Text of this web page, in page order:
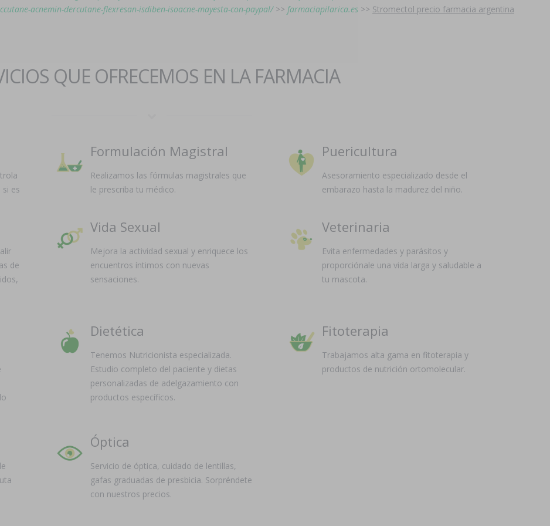
acnemin-dercutane-flexresan-isdiben-isoacne-mayesta-con-paypal/>> farmaciapilarica.es >> Stromectol precio farmacia argentina
QUE OFRECEMOS EN LA FARMACIA
es
Formulación Magistral
Realizamos las fórmulas magistrales que
le prescriba tu médico.
Puericultura
Asesoramiento especializado desde el
embarazo hasta la madurez del niño.
de
Vida Sexual
Mejora la actividad sexual y enriquece los
encuentros íntimos con nuevas
sensaciones.
Veterinaria
Evita enfermedades y parásitos y
proporciónale una vida larga y saludable a
tu mascota.
Dietética
Tenemos Nutricionista especializada.
Estudio completo del paciente y dietas
personalizadas de adelgazamiento con
productos específicos.
Fitoterapia
Trabajamos alta gama en fitoterapia y
productos de nutrición ortomolecular.
Óptica
Servicio de óptica, cuidado de lentillas,
gafas graduadas de presbicia. Sorpréndete
con nuestros precios.